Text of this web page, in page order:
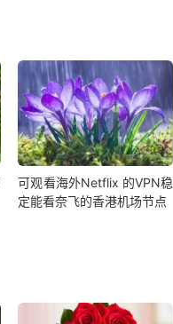
可观看海外Netflix 的VPN稳
定能看奈飞的香港机场节点